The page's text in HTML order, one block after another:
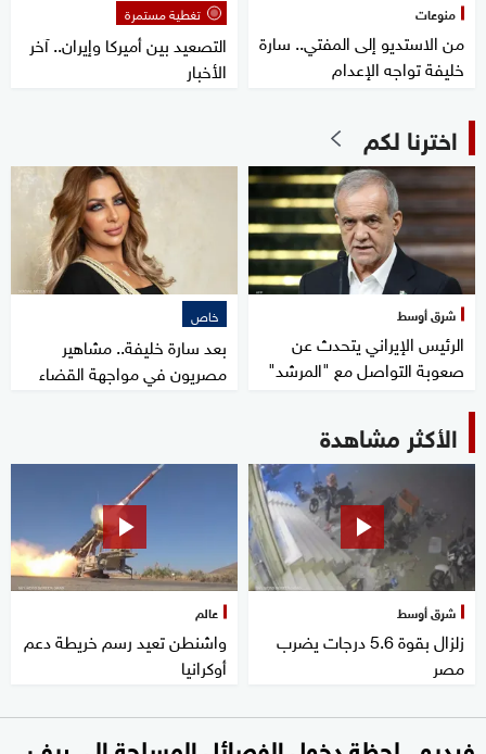
منوعات
من الاستديو إلى المفتي.. سارة
خليفة تواجه الإعدام
تغطية مستمرة
التصعيد بين أميركا وإيران.. آخر
الأخبار
اخترنا لكم
شرق أوسط
الرئيس الإيراني يتحدث عن
صعوبة التواصل مع "المرشد"
خاص
بعد سارة خليفة.. مشاهير
مصريون في مواجهة القضاء
الأكثر مشاهدة
شرق أوسط
زلزال بقوة 5.6 درجات يضرب
مصر
عالم
واشنطن تعيد رسم خريطة دعم
أوكرانيا